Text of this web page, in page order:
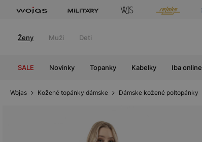
Ženy Muži Deti
SALE Novinky Topanky Kabelky Iba online
Wojas Kožené topánky dámske Dámske kožené poltopánky